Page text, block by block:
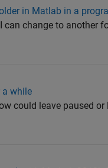
in Matlab in a
can change to another
a while
could leave paused